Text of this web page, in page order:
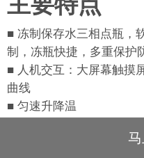
■冻制保存水三相点瓶，
制，冻瓶快捷，多重保护
■人机交互：大屏幕触摸
曲线
■ 匀速升降温